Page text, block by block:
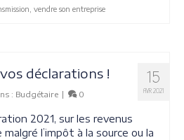
vendre son entreprise
15
AVR 2021
déclarations !
: Budgétaire | 0
2021, sur les revenus
l’impôt à la source ou la